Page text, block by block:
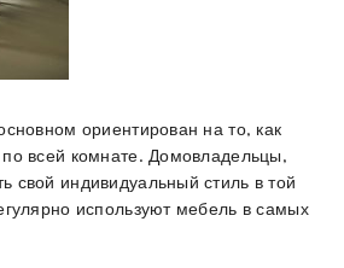
ориентирован на то, как
всей комнате. Домовладельцы,
свой индивидуальный стиль в той
используют мебель в самых